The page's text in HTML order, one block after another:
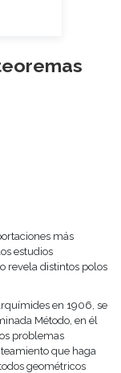
más
estudios
revela distintos polos
en 1906, se
Método, en él
problemas
que haga
geométricos